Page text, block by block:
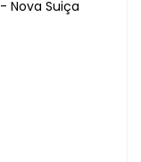
Nova Suiça